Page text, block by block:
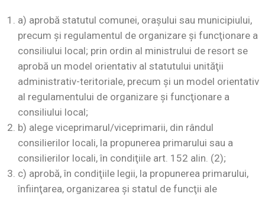
a) aprobă statutul comunei, oraşului sau municipiului,
precum şi regulamentul de organizare şi funcţionare a
consiliului local; prin ordin al ministrului de resort se
aprobă un model orientativ al statutului unităţii
administrativ-teritoriale, precum şi un model orientativ
al regulamentului de organizare şi funcţionare a
consiliului local;
b) alege viceprimarul/viceprimarii, din rândul
consilierilor locali, la propunerea primarului sau a
consilierilor locali, în condiţiile art. 152 alin. (2);
c) aprobă, în condiţiile legii, la propunerea primarului,
înfiinţarea, organizarea şi statul de funcţii ale